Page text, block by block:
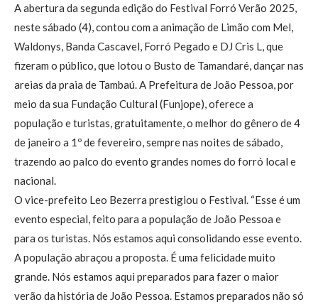
A abertura da segunda edição do Festival Forró Verão 2025,
neste sábado (4), contou com a animação de Limão com Mel,
Waldonys, Banda Cascavel, Forró Pegado e DJ Cris L, que
fizeram o público, que lotou o Busto de Tamandaré, dançar nas
areias da praia de Tambaú. A Prefeitura de João Pessoa, por
meio da sua Fundação Cultural (Funjope), oferece a
população e turistas, gratuitamente, o melhor do gênero de 4
de janeiro a 1º de fevereiro, sempre nas noites de sábado,
trazendo ao palco do evento grandes nomes do forró local e
nacional.
O vice-prefeito Leo Bezerra prestigiou o Festival. “Esse é um
evento especial, feito para a população de João Pessoa e
para os turistas. Nós estamos aqui consolidando esse evento.
A população abraçou a proposta. É uma felicidade muito
grande. Nós estamos aqui preparados para fazer o maior
verão da história de João Pessoa. Estamos preparados não só